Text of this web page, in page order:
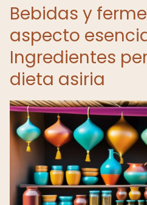
Bebidas y
aspecto
Ingredientes
dieta asiria